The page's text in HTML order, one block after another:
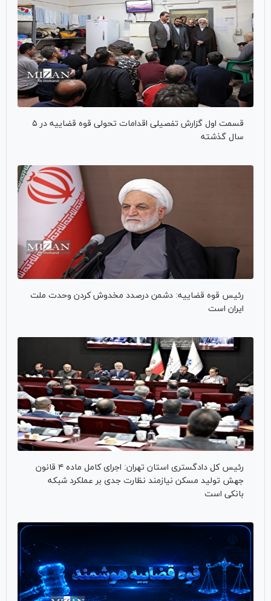
قسمت اول گزارش تفصیلی اقدامات تحولی قوه قضاییه در ۵
سال گذشته
رئیس قوه قضاییه: دشمن درصدد مخدوش کردن وحدت ملت
ایران است
رئیس کل دادگستری استان تهران: اجرای کامل ماده ۴ قانون
جهش تولید مسکن نیازمند نظارت جدی بر عملکرد شبکه
بانکی است